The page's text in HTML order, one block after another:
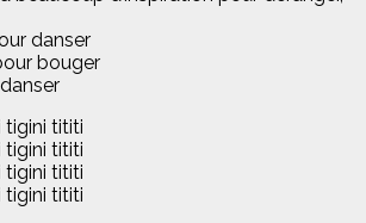
danser
bouger
tigini tititi
tigini tititi
tigini tititi
tigini tititi